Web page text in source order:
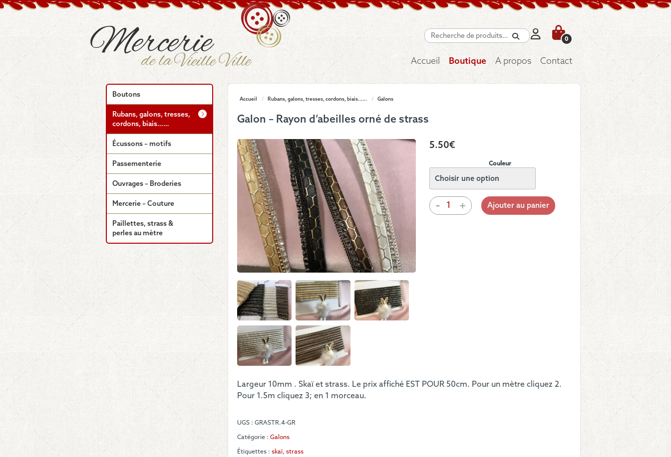
Recherche
0
Accueil Boutique A propos Contact
Accueil / Rubans, galons, tresses, cordons, biais...... / Galons
Galon – Rayon d’abeilles orné de strass
5.50€
Couleur
-
quantité
de
+ Ajouter au panier
Largeur 10mm . Skaï et strass. Le prix affiché EST POUR 50cm. Pour un mètre cliquez 2.
Pour 1.5m cliquez 3; en 1 morceau.
UGS : GRASTR.4-GR
Catégorie : Galons
Étiquettes : skaï, strass
Boutons
Rubans, galons, tresses,
cordons, biais……
Écussons – motifs
Passementerie
Ouvrages – Broderies
Mercerie – Couture
Paillettes, strass &
perles au mètre